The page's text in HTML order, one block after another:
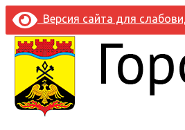
Версия сайта для